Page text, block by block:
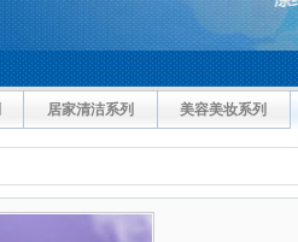
居家清洁系列 美容美妆系列